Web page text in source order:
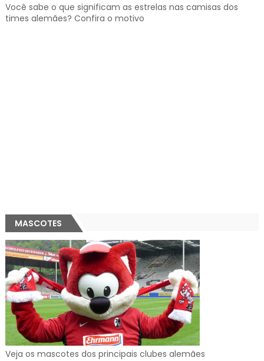
Você sabe o que significam as estrelas nas camisas dos
times alemães? Confira o motivo
MASCOTES
Veja os mascotes dos principais clubes alemães